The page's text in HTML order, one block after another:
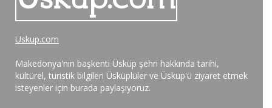
Uskup.com
Makedonya'nın başkenti Üsküp şehri hakkında tarihi,
kültürel, turistik bilgileri Üsküplüler ve Üsküp'ü ziyaret etmek
isteyenler için burada paylaşıyoruz.